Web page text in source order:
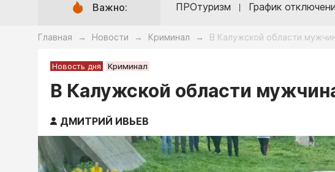
Важно: ПРОтуризм График
Главная → Новости → Криминал → В Калужской области
Новость дня Криминал
В Калужской области
ДМИТРИЙ ИВЬЕВ